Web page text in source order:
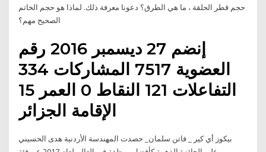
حجم قطر الحلقة ، ما هي الطرق؟ دعونا معرفة ذلك. لماذا هو حجم الخاتم
الصحيح مهم؟
إنضم 27 ديسمبر 2016 رقم
العضوية 7517 المشاركات 334
التفاعلات 121 النقاط 0 العمر 15
الإقامة الجزائر
بيكوز أي كير _ فاتن سلمان_ حصدت المهندسة الأردنية هدى الحسيني